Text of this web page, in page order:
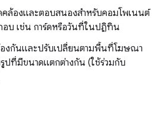
ล้องและตอบสนองสำหรับคอมโพเนนต์
บ เช่น การ์ดหรือวันที่ในปฏิทิน
งกันและปรับเปลี่ยนตามพื้นที่โฆษณา
ปที่มีขนาดแตกต่างกัน (ใช้ร่วมกับ